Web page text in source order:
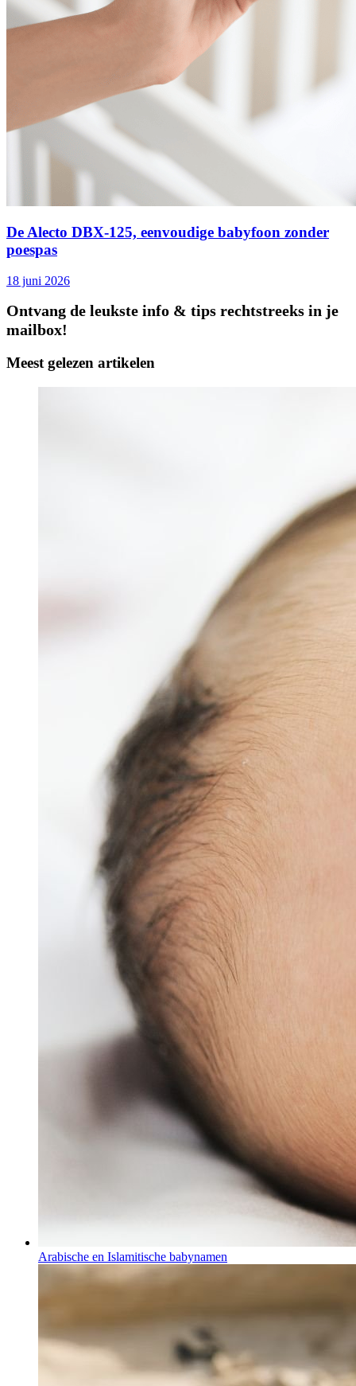
De Alecto DBX‑125, eenvoudige babyfoon zonder
poespas
18 juni 2026
Ontvang de leukste info & tips rechtstreeks in je
mailbox!
Meest gelezen artikelen
Arabische en Islamitische babynamen